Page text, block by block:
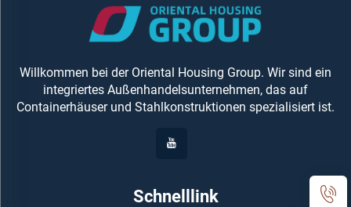
Willkommen bei der Oriental Housing Group. Wir sind ein
integriertes Außenhandelsunternehmen, das auf
Containerhäuser und Stahlkonstruktionen spezialisiert ist.
Schnelllink